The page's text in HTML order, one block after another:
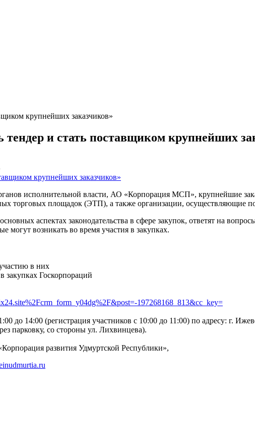
крупнейших заказчиков»
и стать поставщиком крупнейших
исполнительной власти, АО «Корпорация МСП»,
торговых площадок (ЭТП), а также организации, осуществляющие
аспектах законодательства в сфере закупок, ответят на
могут возникать во время участия в закупках.
в них
закупках Госкорпораций
197268168_813&cc_key=
до 14:00 (регистрация участников с 10:00 до 11:00) по адресу: г.
парковку, со стороны ул. Лихвинцева).
развития Удмуртской Республики»,